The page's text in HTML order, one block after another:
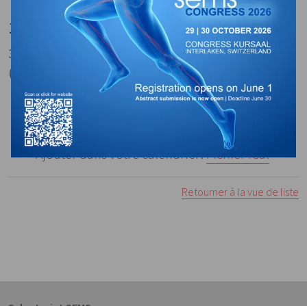
10.10.2024 – 17.10.2024 | online
3 SEMS Credits (Module 1) | 3 SEMS Credits
(Module 2)
Download:
Téléchargement
Lien:Website
Ajouter dans votre calendrier:Fichier iCal
Retourner à la vue de liste